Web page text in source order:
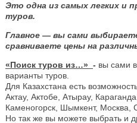
Это одна из самых легких и
туров.
Главное — вы сами
сравниваете цены на
«Поиск туров из…» - вы сами
варианты туров.
Для Казахстана есть
Актау, Актобе, Атырау,
Каменогорск, Шымкент, Москва,
Но так же вы можете выбрать и